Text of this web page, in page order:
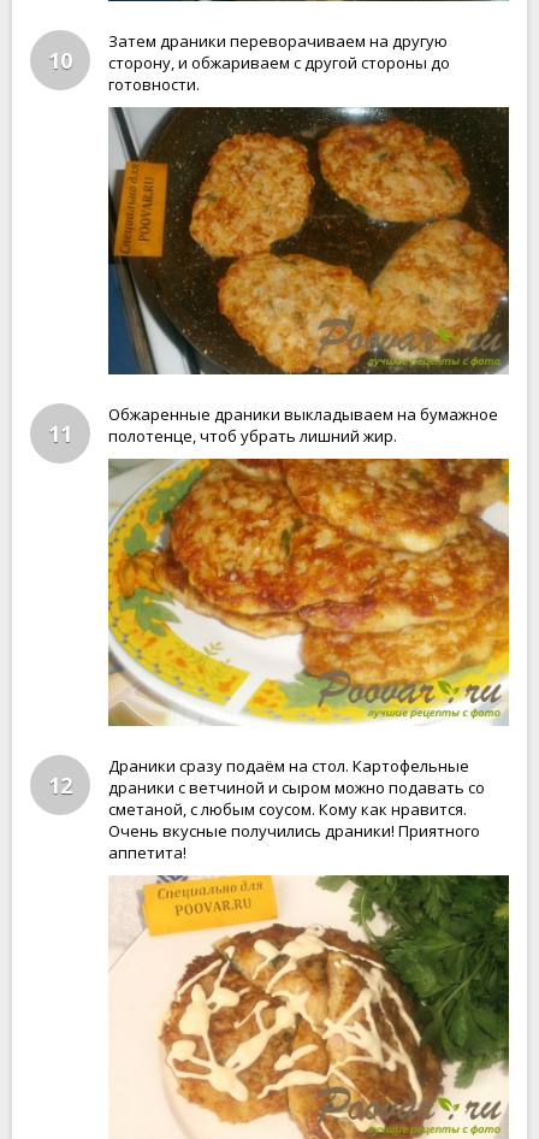
10
Затем драники переворачиваем на другую
сторону, и обжариваем с другой стороны до
готовности.
11
Обжаренные драники выкладываем на бумажное
полотенце, чтоб убрать лишний жир.
12
Драники сразу подаём на стол. Картофельные
драники с ветчиной и сыром можно подавать со
сметаной, с любым соусом. Кому как нравится.
Очень вкусные получились драники! Приятного
аппетита!